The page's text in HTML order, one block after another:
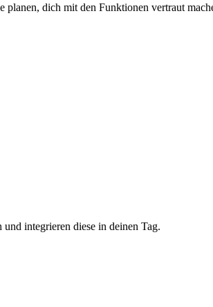
dich mit den Funktionen vertraut
integrieren diese in deinen Tag.